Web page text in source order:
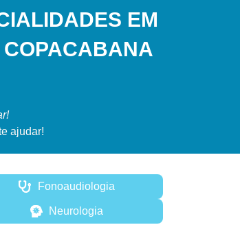
EM
ajudar!
Fonoaudiologia
Neurologia